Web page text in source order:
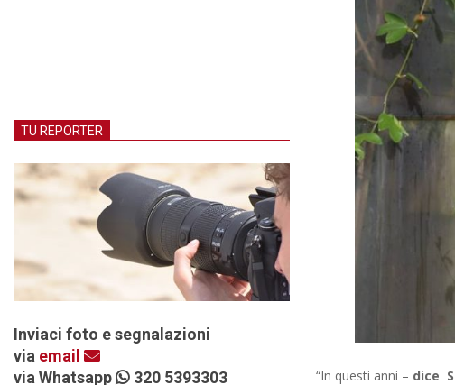
“In questi anni – dice
TU REPORTER
Inviaci foto e segnalazioni
via email
via Whatsapp
320 5393303